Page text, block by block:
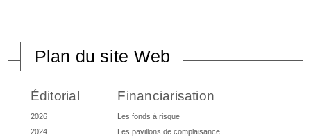
Plan du site Web
Éditorial
2026
2024
Financiarisation
Les fonds à risque
Les pavillons de complaisance